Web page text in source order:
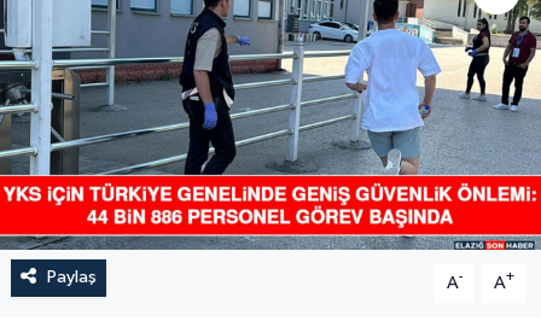
Paylaş A- A+
HABERDE İNSAN
KÜLTÜR-SANAT
MAGAZİN
MEDYA
ÖZEL HABER